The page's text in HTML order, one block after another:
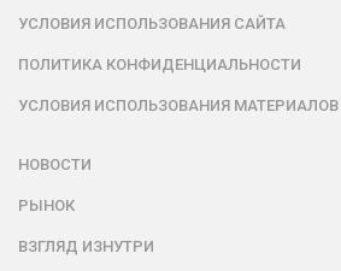
УСЛОВИЯ ИСПОЛЬЗОВАНИЯ САЙТА
ПОЛИТИКА КОНФИДЕНЦИАЛЬНОСТИ
УСЛОВИЯ ИСПОЛЬЗОВАНИЯ МАТЕРИАЛОВ
НОВОСТИ
РЫНОК
ВЗГЛЯД ИЗНУТРИ